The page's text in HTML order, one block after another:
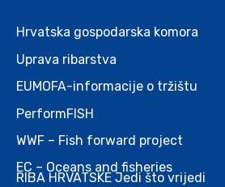
Hrvatska gospodarska komora
Uprava ribarstva
EUMOFA-informacije o tržištu
PerformFISH
WWF – Fish forward project
EC – Oceans and fisheries
RIBA HRVATSKE Jedi što vrijedi